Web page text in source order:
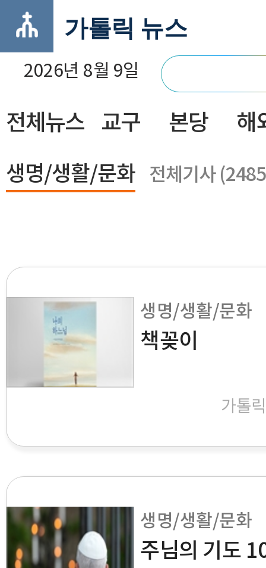
가톨릭 뉴스
2026년 8월 9일
닫기
전체뉴스 교구 본당 해
생명/생활/문화 전체기사
생명/생활/문화
책꽂이
가톨
생명/생활/문화
주님의 기도